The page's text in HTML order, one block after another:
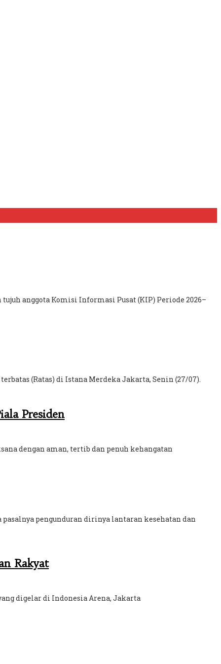
anggota Komisi Informasi Pusat (KIP) Periode 2026–
(Ratas) di Istana Merdeka Jakarta, Senin (27/07).
Presiden
dengan aman, tertib dan penuh kehangatan
pengunduran dirinya lantaran kesehatan dan
Rakyat
digelar di Indonesia Arena, Jakarta